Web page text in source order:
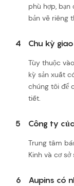
phù hợp,
bản vẽ riêng
4 Chu kỳ
Tùy thuộc
kỳ sản xuất
chúng tôi để
tiết.
5 Công ty
Trung tâm
Kinh và cơ sở
6 Aupins có